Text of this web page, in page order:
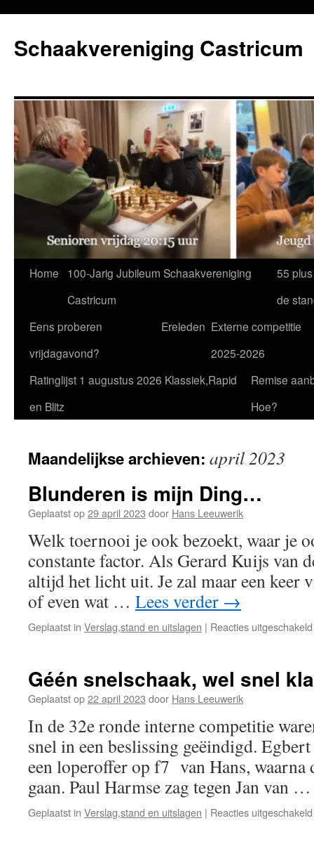
de
inhoud
Schaakvereniging Castricum
Home
100-Jarig Jubileum Schaakvereniging
Castricum
55
de
Eens proberen
vrijdagavond?
Ereleden Externe competitie
2025-2026
Ratinglijst 1 augustus 2026 Klassiek,Rapid
en Blitz
Remise
Hoe?
Maandelijkse archieven: april 2023
Blunderen is mijn Ding…
Geplaatst op29 april 2023 door Hans Leeuwerik
Welk toernooi je ook bezoekt, waar je
constante factor. Als Gerard Kuijs van
altijd het licht uit. Je zal maar een keer
of even wat … Lees verder →
Geplaatst in Verslag,stand en uitslagen | Reacties uitgeschakeld
Géén snelschaak, wel snel
Geplaatst op22 april 2023 door Hans Leeuwerik
In de 32e ronde interne competitie
snel in een beslissing geëindigd.
een loperoffer op f7 van Hans, waarna
gaan. Paul Harmse zag tegen Jan van
Geplaatst in Verslag,stand en uitslagen | Reacties uitgeschakeld